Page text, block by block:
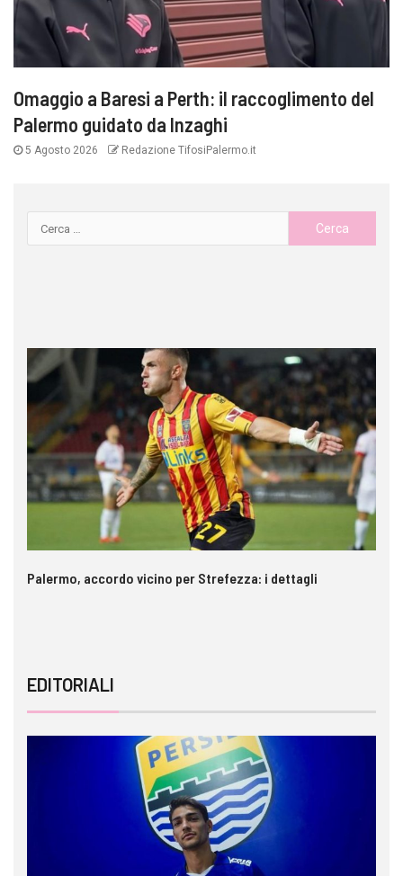
Omaggio a Baresi a Perth: il raccoglimento del
Palermo guidato da Inzaghi
5 Agosto 2026 Redazione TifosiPalermo.it
Palermo, accordo vicino per Strefezza: i dettagli
EDITORIALI